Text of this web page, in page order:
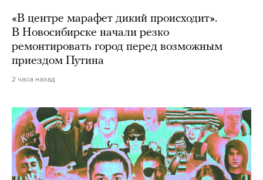
«В центре марафет дикий происходит».
В Новосибирске начали резко
ремонтировать город перед возможным
приездом Путина
2 часа назад